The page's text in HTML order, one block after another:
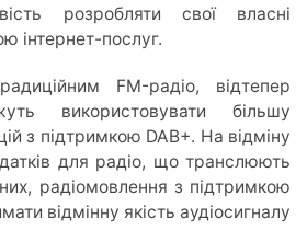
розробляти свої власні
інтернет-послуг.
FM-радіо, відтепер
використовувати більшу
з підтримкою DAB+. На відміну
для радіо, що транслюють
радіомовлення з підтримкою
відмінну якість аудіосигналу